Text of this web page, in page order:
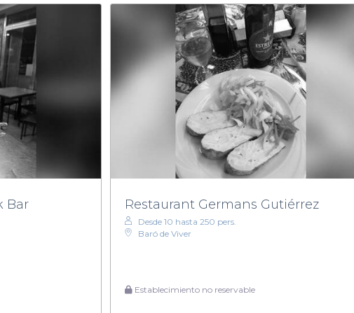
Bar Restaurant Germans Gutiérrez
Desde 10 hasta 250 pers.
Baró de Viver
Establecimiento no reservable